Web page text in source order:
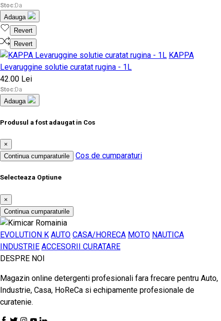
Stoc:Da
Adauga
Revert
Revert
KAPPA
Levaruggine solutie curatat rugina - 1L
42.00 Lei
Stoc:Da
Adauga
Produsul a fost adaugat in Cos
×
Continua cumparaturile
Cos de cumparaturi
Selecteaza Optiune
×
Continua cumparaturile
EVOLUTION K AUTO CASA/HORECA MOTO NAUTICA
INDUSTRIE ACCESORII CURATARE
DESPRE NOI
Magazin online detergenti profesionali fara frecare pentru Auto,
Industrie, Casa, HoReCa si echipamente profesionale de
curatenie.